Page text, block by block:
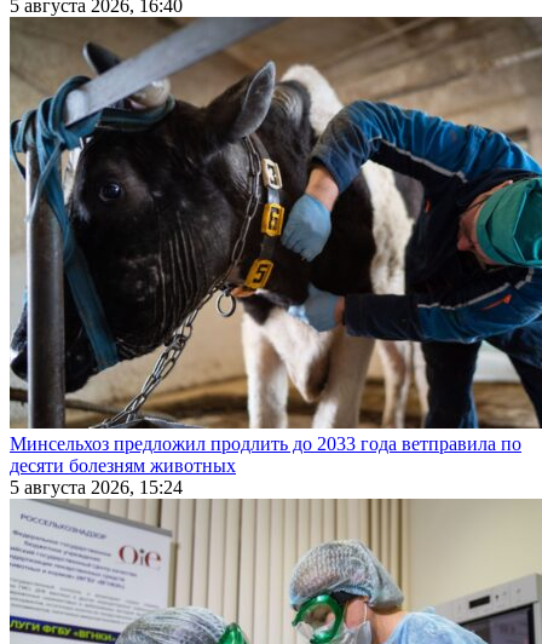
5 августа 2026, 16:40
Минсельхоз предложил продлить до 2033 года ветправила по
десяти болезням животных
5 августа 2026, 15:24